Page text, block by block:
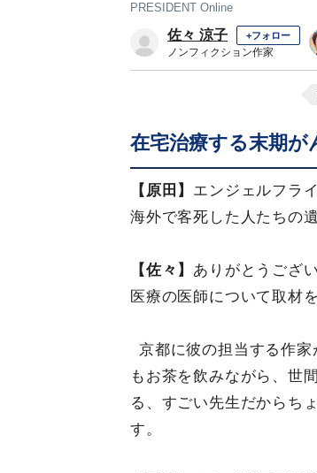
PRESIDENT Online
佐々 涼子 +フォロー
ノンフィクション作家
在宅治療する末期が
【原田】 エンジェルフラ
海外で客死した人たちの
【佐々】 ありがとうござ
医療の医師について取材
京都に彼の担当する作
もお茶を飲みながら、世
る、すごい先生だからち
す。